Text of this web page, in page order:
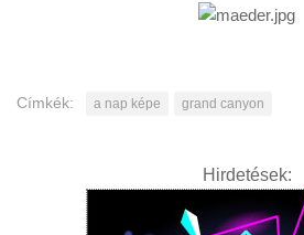
Címkék: a nap képe grand canyon
Hirdetések: